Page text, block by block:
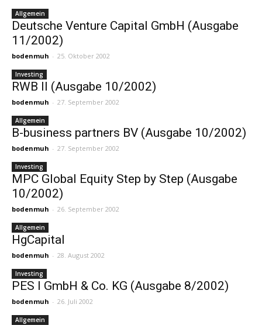
Allgemein
Deutsche Venture Capital GmbH (Ausgabe
11/2002)
bodenmuh - 25. Oktober 2002
Investing
RWB II (Ausgabe 10/2002)
bodenmuh - 27. September 2002
Allgemein
B-business partners BV (Ausgabe 10/2002)
bodenmuh - 27. September 2002
Investing
MPC Global Equity Step by Step (Ausgabe
10/2002)
bodenmuh - 26. September 2002
Allgemein
HgCapital
bodenmuh - 28. August 2002
Investing
PES I GmbH & Co. KG (Ausgabe 8/2002)
bodenmuh - 26. Juli 2002
Allgemein